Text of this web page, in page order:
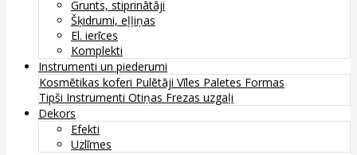
Grunts, stiprinātāji
Šķidrumi, eļļiņas
El. ierīces
Komplekti
Instrumenti un piederumi
Kosmētikas koferi Pulētāji Vīles Paletes Formas
Tipši Instrumenti Otiņas Frezas uzgaļi
Dekors
Efekti
Uzlīmes